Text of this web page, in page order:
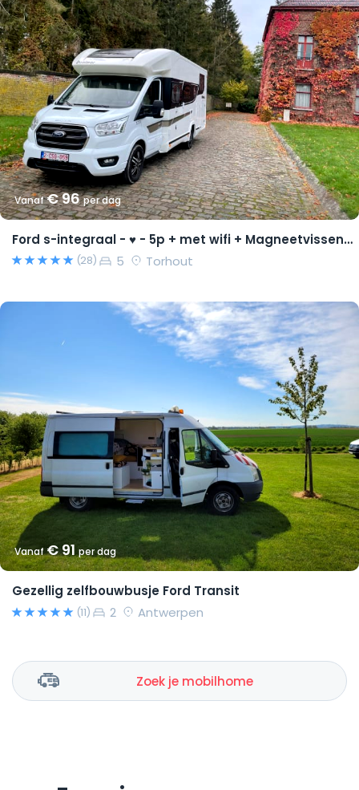
Vanaf€ 96per dag
Ford s-integraal - ♥ - 5p + met wifi + Magneetvissen PRO pakket
(28) 5 Torhout
Vanaf€ 91per dag
Gezellig zelfbouwbusje Ford Transit
(11) 2 Antwerpen
Zoek je mobilhome